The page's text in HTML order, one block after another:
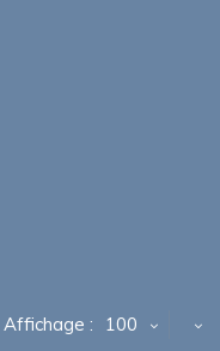
Affichage : 100